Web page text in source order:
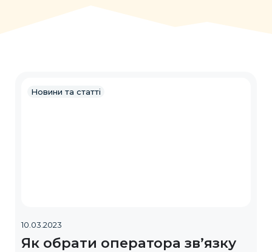
Новини та статті
10.03.2023
Як обрати оператора зв’язку